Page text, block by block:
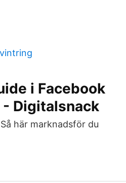
i Facebook
Digitalsnack
här marknadsför du